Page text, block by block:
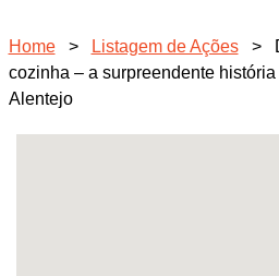
Home > Listagem de Ações >
cozinha – a surpreendente
Alentejo